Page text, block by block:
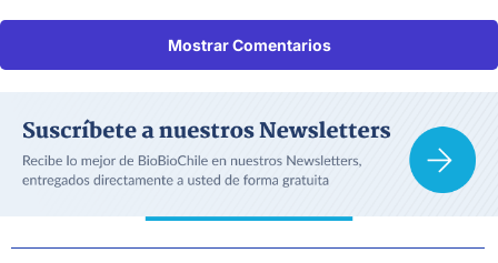
Mostrar Comentarios